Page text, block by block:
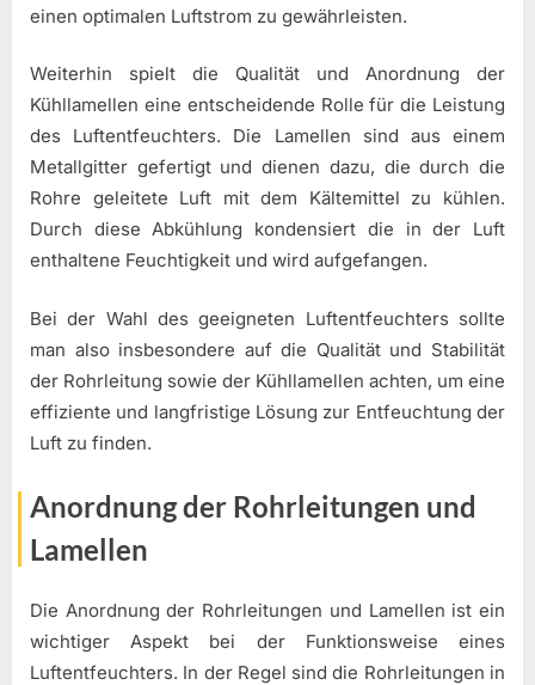
einen optimalen Luftstrom zu gewährleisten.
Weiterhin spielt die Qualität und Anordnung der
Kühllamellen eine entscheidende Rolle für die Leistung
des Luftentfeuchters. Die Lamellen sind aus einem
Metallgitter gefertigt und dienen dazu, die durch die
Rohre geleitete Luft mit dem Kältemittel zu kühlen.
Durch diese Abkühlung kondensiert die in der Luft
enthaltene Feuchtigkeit und wird aufgefangen.
Bei der Wahl des geeigneten Luftentfeuchters sollte
man also insbesondere auf die Qualität und Stabilität
der Rohrleitung sowie der Kühllamellen achten, um eine
effiziente und langfristige Lösung zur Entfeuchtung der
Luft zu finden.
Anordnung der Rohrleitungen und
Lamellen
Die Anordnung der Rohrleitungen und Lamellen ist ein
wichtiger Aspekt bei der Funktionsweise eines
Luftentfeuchters. In der Regel sind die Rohrleitungen in